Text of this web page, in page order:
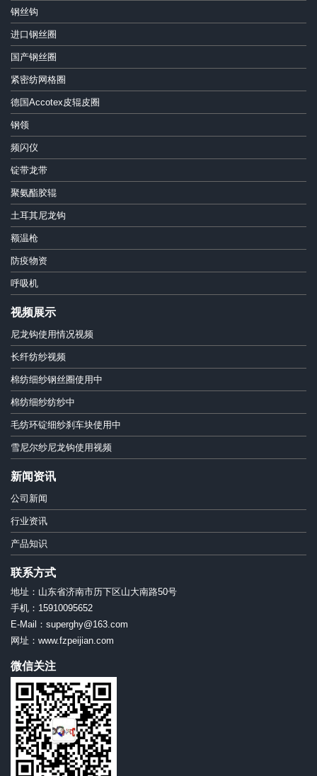
钢丝钩
进口钢丝圈
国产钢丝圈
紧密纺网格圈
德国Accotex皮辊皮圈
钢领
频闪仪
锭带龙带
聚氨酯胶辊
土耳其尼龙钩
额温枪
防疫物资
呼吸机
视频展示
尼龙钩使用情况视频
长纤纺纱视频
棉纺细纱钢丝圈使用中
棉纺细纱纺纱中
毛纺环锭细纱刹车块使用中
雪尼尔纱尼龙钩使用视频
新闻资讯
公司新闻
行业资讯
产品知识
联系方式
地址：山东省济南市历下区山大南路50号
手机：15910095652
E-Mail：superghy@163.com
网址：www.fzpeijian.com
微信关注